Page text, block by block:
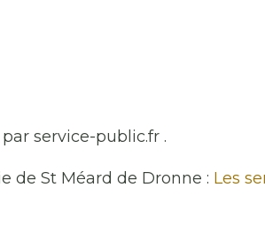
service-public.fr .
de St Méard de Dronne : Les